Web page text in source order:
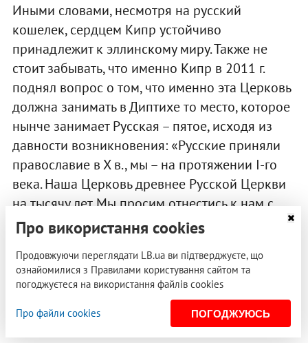
Иными словами, несмотря на русский
кошелек, сердцем Кипр устойчиво
принадлежит к эллинскому миру. Также не
стоит забывать, что именно Кипр в 2011 г.
поднял вопрос о том, что именно эта Церковь
должна занимать в Диптихе то место, которое
нынче занимает Русская – пятое, исходя из
давности возникновения: «Русские приняли
православие в Х в., мы – на протяжении I-го
века. Наша Церковь древнее Русской Церкви
на тысячу лет. Мы просим отнестись к нам с
почтением. Мы считаем, что мы должны занять
пятое место».
Из всего этого следует, что в критический
момент церковный Кипр присоединится к
греческому консенсусу, а не к прорусскому.
Про використання cookies
Продовжуючи переглядати LB.ua ви підтверджуєте, що
ознайомилися з Правилами користування сайтом та
погоджуєтеся на використання файлів cookies
Про файли cookies ПОГОДЖУЮСЬ